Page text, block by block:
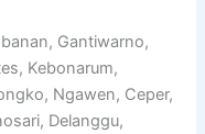
Gantiwarno,
Kebonarum,
Ngawen, Ceper,
Delanggu,